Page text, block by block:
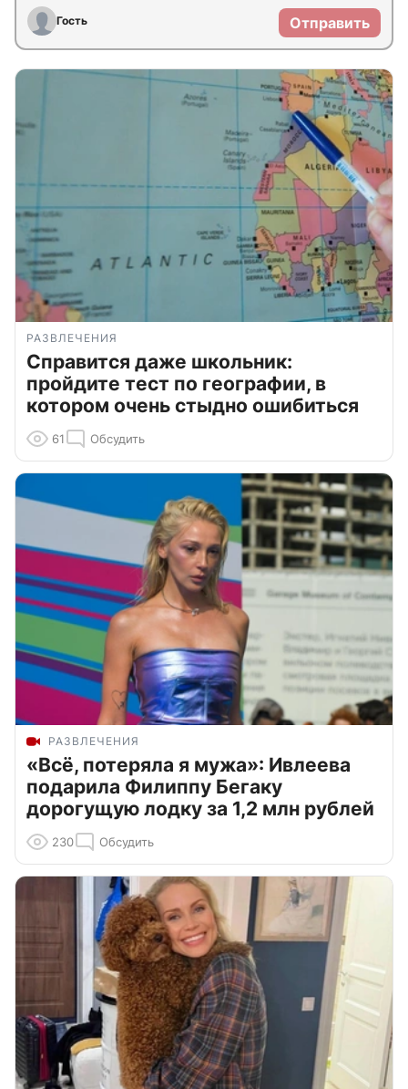
Гость Отправить
РАЗВЛЕЧЕНИЯ
Справится даже школьник:
пройдите тест по географии, в
котором очень стыдно ошибиться
61 Обсудить
РАЗВЛЕЧЕНИЯ
«Всё, потеряла я мужа»: Ивлеева
подарила Филиппу Бегаку
дорогущую лодку за 1,2 млн рублей
230 Обсудить